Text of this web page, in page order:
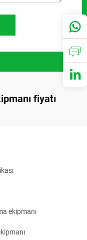
fiyatı
ekipmanı